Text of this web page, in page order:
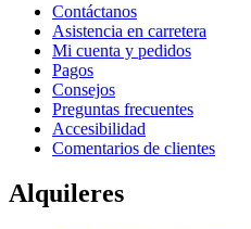
Contáctanos
Asistencia en carretera
Mi cuenta y pedidos
Pagos
Consejos
Preguntas frecuentes
Accesibilidad
Comentarios de clientes
Alquileres